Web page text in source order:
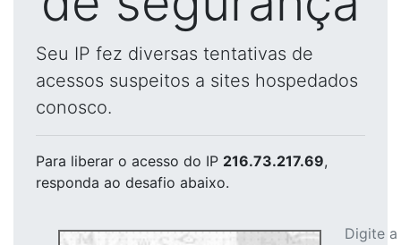
Seu IP fez diversas tentativas de
acessos suspeitos a sites hospedados
conosco.
Para liberar o acesso do IP 216.73.217.69,
responda ao desafio abaixo.
Digite